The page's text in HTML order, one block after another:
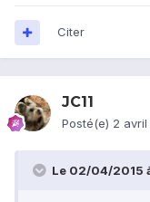
Citer
JC11
Posté(e) 2 avril
Le 02/04/2015